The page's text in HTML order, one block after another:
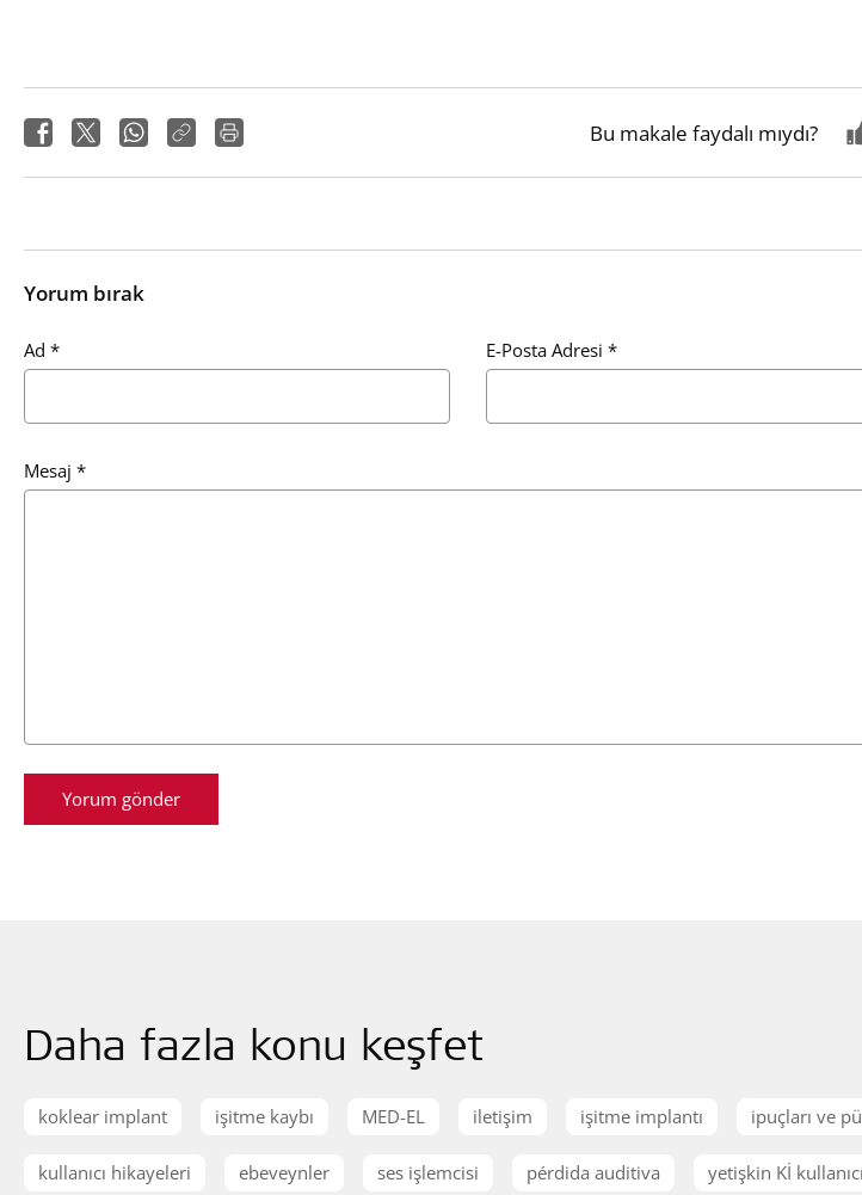
Bu makale faydalı mıydı?
Yorum bırak
Ad * E-Posta Adresi *
Mesaj *
Daha fazla konu keşfet
koklear implant işitme kaybı MED-EL iletişim işitme implantı ipuçları ve
kullanıcı hikayeleri ebeveynler ses işlemcisi pérdida auditiva yetişkin Kİ